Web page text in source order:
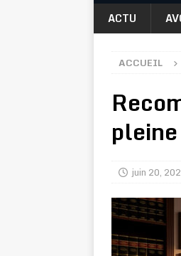
ACTU
ACCUEIL
juin 20,